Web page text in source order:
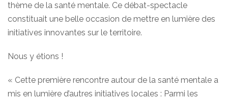
thème de la santé mentale. Ce débat-spectacle
constituait une belle occasion de mettre en lumière des
initiatives innovantes sur le territoire.
Nous y étions !
« Cette première rencontre autour de la santé mentale a
mis en lumière d’autres initiatives locales : Parmi les